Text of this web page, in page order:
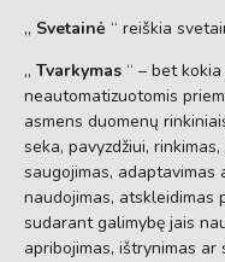
„ Svetainė “ reiškia
„ Tvarkymas “ – bet
neautomatizuotomis
asmens duomenų
seka, pavyzdžiui,
saugojimas, adaptavimas
naudojimas,
sudarant galimybę jais
apribojimas, ištrynimas ar